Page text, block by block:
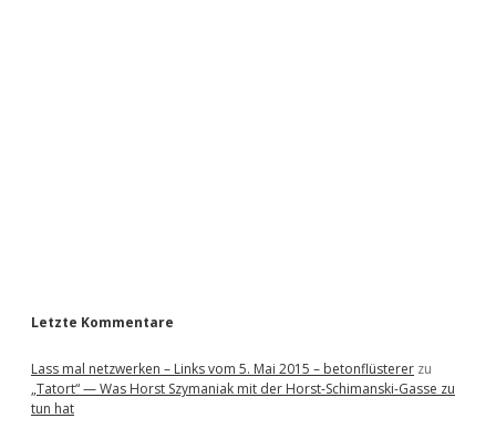
Letzte Kommentare
Lass mal netzwerken – Links vom 5. Mai 2015 – betonflüsterer zu
„Tatort“ — Was Horst Szymaniak mit der Horst-Schimanski-Gasse zu
tun hat